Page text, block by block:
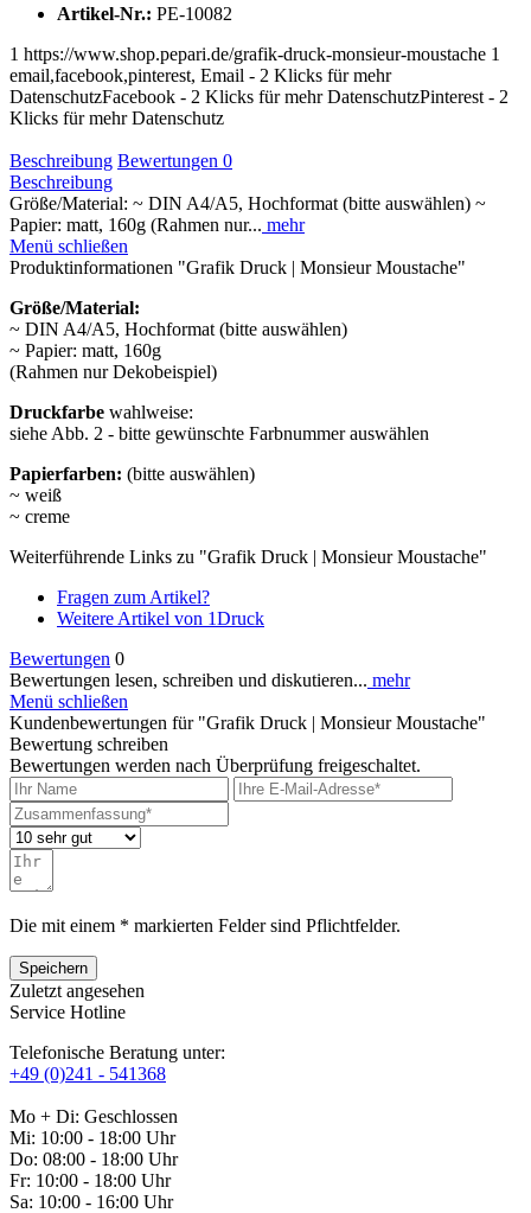
Artikel-Nr.: PE-10082
1 https://www.shop.pepari.de/grafik-druck-monsieur-moustache 1
email,facebook,pinterest, Email - 2 Klicks für mehr
DatenschutzFacebook - 2 Klicks für mehr DatenschutzPinterest - 2
Klicks für mehr Datenschutz
Beschreibung Bewertungen 0
Beschreibung
Größe/Material: ~ DIN A4/A5, Hochformat (bitte auswählen) ~
Papier: matt, 160g (Rahmen nur... mehr
Menü schließen
Produktinformationen "Grafik Druck | Monsieur Moustache"
Größe/Material:
~ DIN A4/A5, Hochformat (bitte auswählen)
~ Papier: matt, 160g
(Rahmen nur Dekobeispiel)
Druckfarbe wahlweise:
siehe Abb. 2 - bitte gewünschte Farbnummer auswählen
Papierfarben: (bitte auswählen)
~ weiß
~ creme
Weiterführende Links zu "Grafik Druck | Monsieur Moustache"
Fragen zum Artikel?
Weitere Artikel von 1Druck
Bewertungen 0
Bewertungen lesen, schreiben und diskutieren... mehr
Menü schließen
Kundenbewertungen für "Grafik Druck | Monsieur Moustache"
Bewertung schreiben
Bewertungen werden nach Überprüfung freigeschaltet.
Die mit einem * markierten Felder sind Pflichtfelder.
Speichern
Zuletzt angesehen
Service Hotline
Telefonische Beratung unter:
+49 (0)241 - 541368
Mo + Di: Geschlossen
Mi: 10:00 - 18:00 Uhr
Do: 08:00 - 18:00 Uhr
Fr: 10:00 - 18:00 Uhr
Sa: 10:00 - 16:00 Uhr